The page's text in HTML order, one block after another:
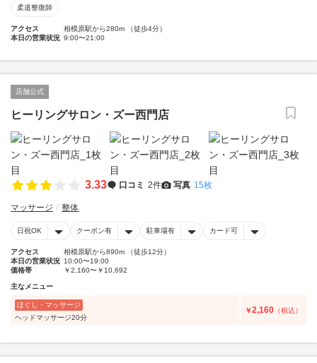
柔道整復師
アクセス
相模原駅から280m （徒歩4分）
本日の営業状況 9:00〜21:00
店舗公式
ヒーリングサロン・ズー西門店
3.33 口コミ 2件 写真 15枚
マッサージ 整体
日祝OK クーポン有 駐車場有 カード可
アクセス
相模原駅から890m （徒歩12分）
本日の営業状況 10:00〜19:00
価格帯
￥2,160〜￥10,692
主なメニュー
ほぐし・マッサージ
ヘッドマッサージ20分
￥2,160 （税込）